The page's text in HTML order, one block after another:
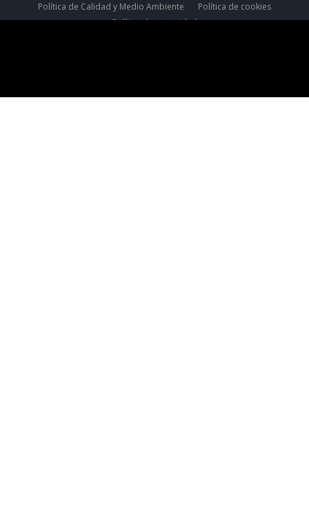
Política de Calidad y Medio Ambiente
Política de cookies
Política de privacidad